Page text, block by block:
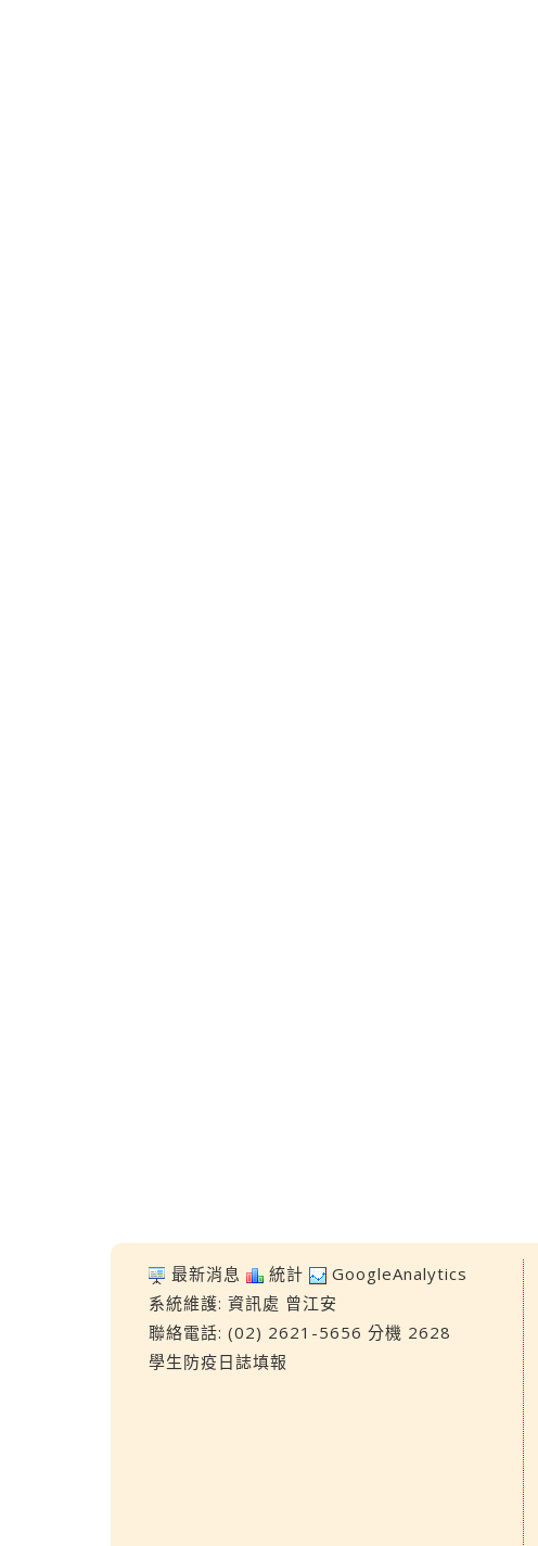
最新消息 統計
GoogleAnalytics
系統維護: 資訊處 曾江安
聯絡電話: (02) 2621-5656 分機 2628
學生防疫日誌填報